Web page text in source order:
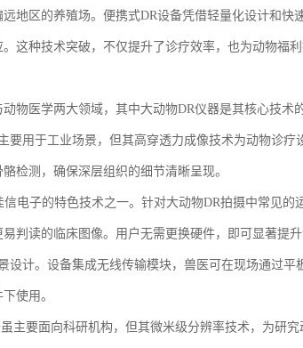
地区的养殖场。便携式DR设备凭借轻量化设计和快
这种技术突破，不仅提升了诊疗效率，也为动物福利
物医学两大领域，其中大动物DR仪器是其核心技术
要用于工业场景，但其高穿透力成像技术为动物诊
检测，确保深层组织的细节清晰呈现。
信电子的特色技术之一。针对大动物DR拍摄中常见
判读的临床图像。用户无需更换硬件，即可显著提升
设计。设备集成无线传输模块，兽医可在现场通过平
使用。
主要面向科研机构，但其微米级分辨率技术，为研